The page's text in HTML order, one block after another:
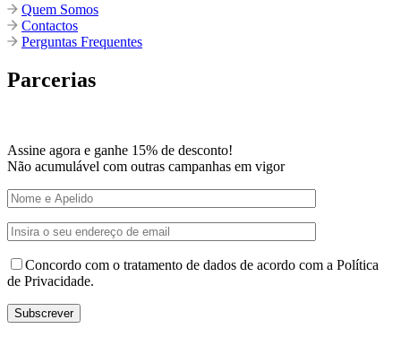
Quem Somos
Contactos
Perguntas Frequentes
Parcerias
Assine agora e ganhe 15% de desconto!
Não acumulável com outras campanhas em vigor
Concordo com o tratamento de dados de acordo com a Política
de Privacidade.